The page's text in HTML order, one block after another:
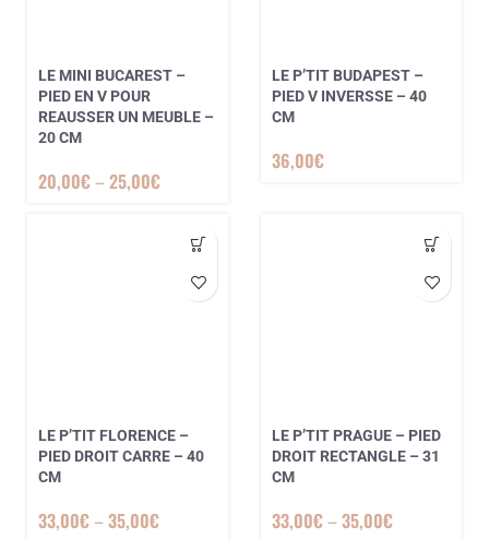
LE MINI BUCAREST –
PIED EN V POUR
REAUSSER UN MEUBLE –
20 CM
20,00€–25,00€
LE P’TIT BUDAPEST –
PIED V INVERSSE – 40
CM
36,00€
LE P’TIT FLORENCE –
PIED DROIT CARRE – 40
CM
33,00€–35,00€
LE P’TIT PRAGUE – PIED
DROIT RECTANGLE – 31
CM
33,00€–35,00€